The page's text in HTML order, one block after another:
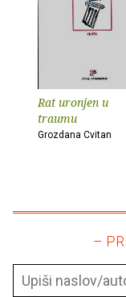
Rat uronjen u
traumu
Grozdana Cvitan
–